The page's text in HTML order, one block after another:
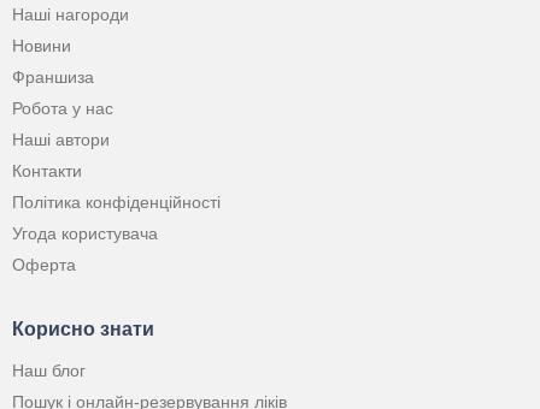
Наші нагороди
Новини
Франшиза
Робота у нас
Наші автори
Контакти
Політика конфіденційності
Угода користувача
Оферта
Корисно знати
Наш блог
Пошук і онлайн-резервування ліків